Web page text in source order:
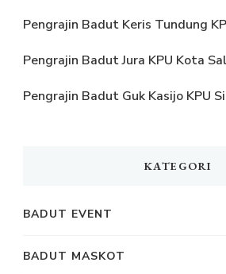
Pengrajin Badut Keris Tundung
Pengrajin Badut Jura KPU Kota
Pengrajin Badut Guk Kasijo KPU
KATEGORI
BADUT EVENT
BADUT MASKOT